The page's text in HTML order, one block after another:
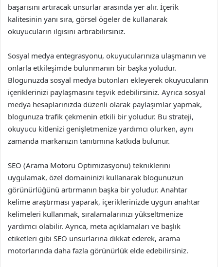
başarısını artıracak unsurlar arasında yer alır. İçerik
kalitesinin yanı sıra, görsel ögeler de kullanarak
okuyucuların ilgisini artırabilirsiniz.
Sosyal medya entegrasyonu, okuyucularınıza ulaşmanın ve
onlarla etkileşimde bulunmanın bir başka yoludur.
Blogunuzda sosyal medya butonları ekleyerek okuyucuların
içeriklerinizi paylaşmasını teşvik edebilirsiniz. Ayrıca sosyal
medya hesaplarınızda düzenli olarak paylaşımlar yapmak,
blogunuza trafik çekmenin etkili bir yoludur. Bu strateji,
okuyucu kitlenizi genişletmenize yardımcı olurken, aynı
zamanda markanızın tanıtımına katkıda bulunur.
SEO (Arama Motoru Optimizasyonu) tekniklerini
uygulamak, özel domaininizi kullanarak blogunuzun
görünürlüğünü artırmanın başka bir yoludur. Anahtar
kelime araştırması yaparak, içeriklerinizde uygun anahtar
kelimeleri kullanmak, sıralamalarınızı yükseltmenize
yardımcı olabilir. Ayrıca, meta açıklamaları ve başlık
etiketleri gibi SEO unsurlarına dikkat ederek, arama
motorlarında daha fazla görünürlük elde edebilirsiniz.